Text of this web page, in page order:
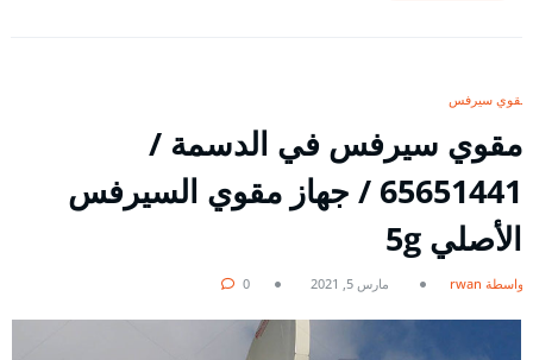
مقوي سيرفس
مقوي سيرفس في الدسمة /
65651441 / جهاز مقوي السيرفس
الأصلي 5g
بواسطة rwan مارس 5, 2021 0